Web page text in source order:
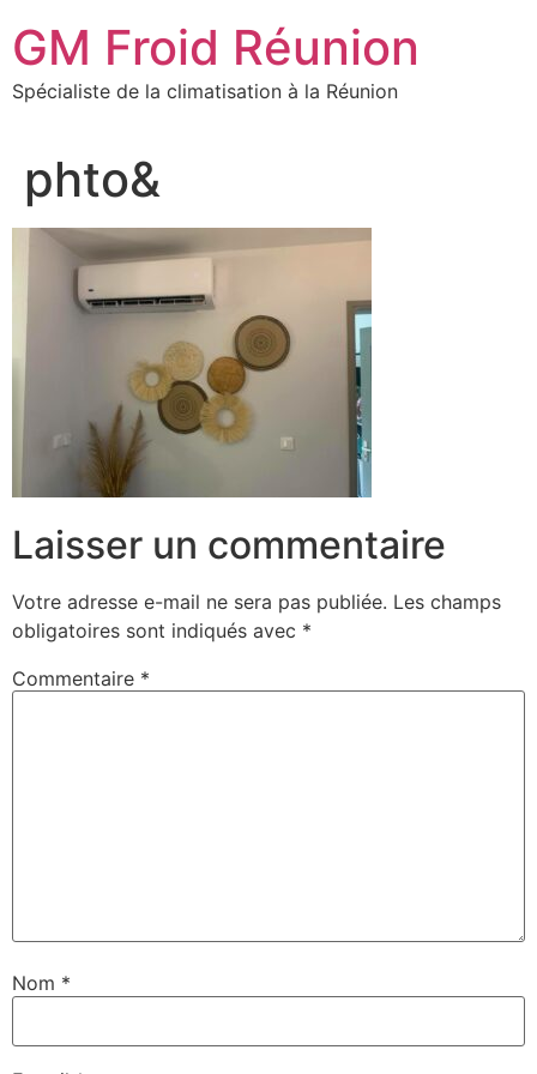
au
contenu
GM Froid Réunion
Spécialiste de la climatisation à la Réunion
phto&
Laisser un commentaire
Votre adresse e-mail ne sera pas publiée. Les champs
obligatoires sont indiqués avec *
Commentaire *
Nom *